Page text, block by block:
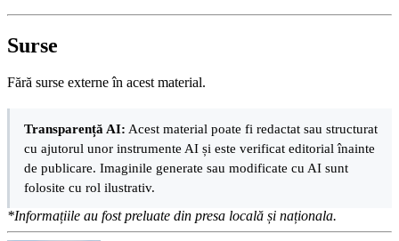
Surse
Fără surse externe în acest material.
Transparență AI: Acest material poate fi redactat sau structurat
cu ajutorul unor instrumente AI și este verificat editorial înainte
de publicare. Imaginile generate sau modificate cu AI sunt
folosite cu rol ilustrativ.
*Informațiile au fost preluate din presa locală și naționala.